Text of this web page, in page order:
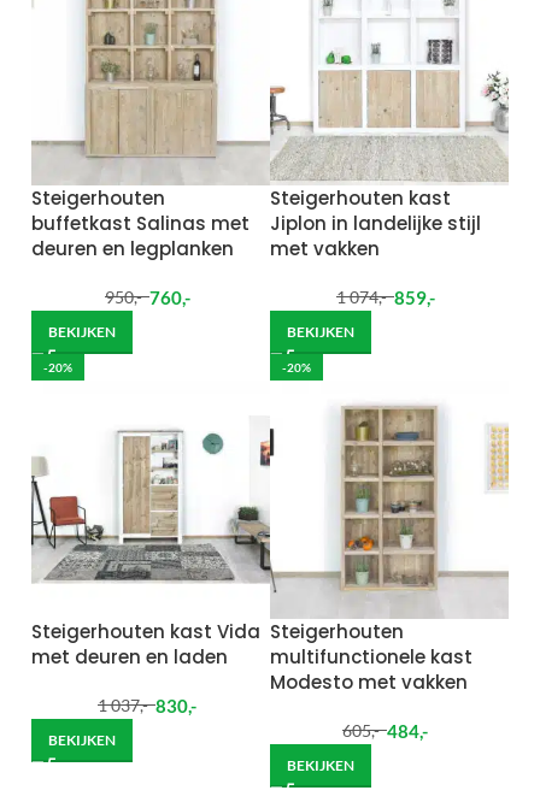
Steigerhouten
buffetkast Salinas met
deuren en legplanken
950,- 760,-
BEKIJKEN
Steigerhouten kast
Jiplon in landelijke stijl
met vakken
1 074,- 859,-
BEKIJKEN
-20%
Steigerhouten kast Vida
met deuren en laden
1 037,- 830,-
BEKIJKEN
-20%
Steigerhouten
multifunctionele kast
Modesto met vakken
605,- 484,-
BEKIJKEN